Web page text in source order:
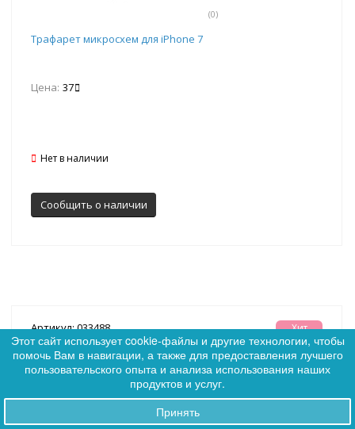
0
(0)
Трафарет микросхем для iPhone 7
Цена: 37
Нет в наличии
Сообщить о наличии
Артикул: 033488 Хит
SALE
Этот сайт использует cookie-файлы и другие технологии, чтобы
помочь Вам в навигации, а также для предоставления лучшего
пользовательского опыта и анализа использования наших
продуктов и услуг.
Принять